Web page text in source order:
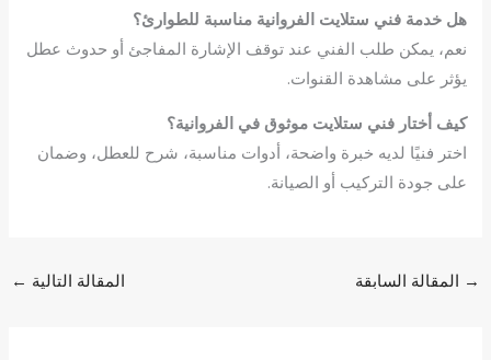
هل خدمة فني ستلايت الفروانية مناسبة للطوارئ؟
نعم، يمكن طلب الفني عند توقف الإشارة المفاجئ أو حدوث عطل
يؤثر على مشاهدة القنوات.
كيف أختار فني ستلايتموثوق في الفروانية؟
اختر فنيًا لديه خبرة واضحة، أدوات مناسبة، شرح للعطل، وضمان
على جودة التركيب أو الصيانة.
→ المقالة السابقة المقالة التالية ←